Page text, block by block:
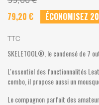
79,20 € ÉCONOMISEZ
TTC
SKELETOOL®, le condensé de 7
L'essentiel des fonctionnalités
combo, il propose aussi un
Le compagnon parfait des